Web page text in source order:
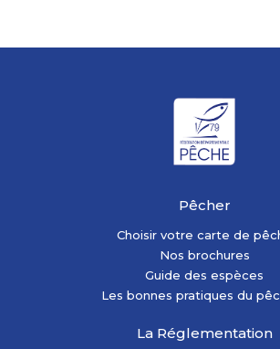
Pêcher
Choisir votre carte de
Nos brochures
Guide des espèces
Les bonnes pratiques du
La Réglementation